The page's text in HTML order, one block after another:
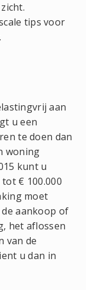
tips voor
aan
u een
te doen dan
woning
kunt u
€ 100.000
moet
aankoop of
het aflossen
van de
u dan in